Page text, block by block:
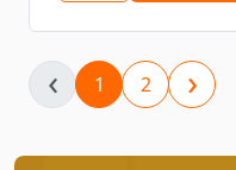
‹ 1 2 ›